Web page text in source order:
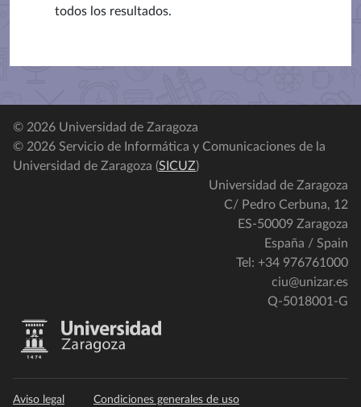
todos los resultados.
© 2026 Universidad de Zaragoza
© 2026 Servicio de Informática y Comunicaciones de la
Universidad de Zaragoza (SICUZ)
Universidad de Zaragoza
C/ Pedro Cerbuna, 12
ES-50009 Zaragoza
España / Spain
Tel: +34 976761000
ciu@unizar.es
Q-5018001-G
Aviso legal Condiciones generales de uso